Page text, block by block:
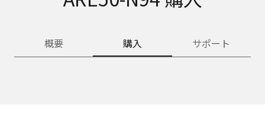
概要 購入 サポート